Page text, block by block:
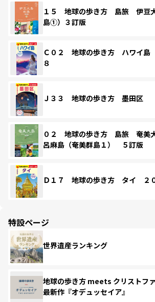
１５ 地球の歩き方 島旅 伊豆
島①）３訂版
Ｃ０２ 地球の歩き方 ハワイ島
８
Ｊ３３ 地球の歩き方 墨田区
０２ 地球の歩き方 島旅 奄美
呂麻島（奄美群島１） ５訂版
Ｄ１７ 地球の歩き方 タイ ２
特設ページ
世界遺産ランキング
地球の歩き方 meets クリストフ
最新作『オデュッセイア』